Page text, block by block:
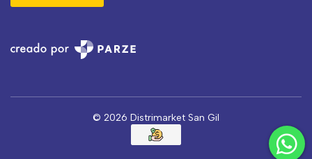
© 2026 Distrimarket San Gil